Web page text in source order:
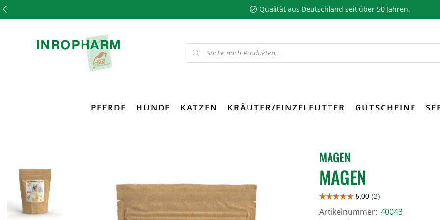
Qualität aus Deutschland seit über 50 Jahren.
PFERDE HUNDE KATZEN KRÄUTER/EINZELFUTTER GUTSCHEINE
MAGEN
MAGEN
Artikelnummer: 40043